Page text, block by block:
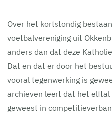
Over het kortstondig bestaan
voetbalvereniging uit
anders dan dat deze
Dat en dat er door het
vooral tegenwerking is
archieven leert dat het elftal
geweest in